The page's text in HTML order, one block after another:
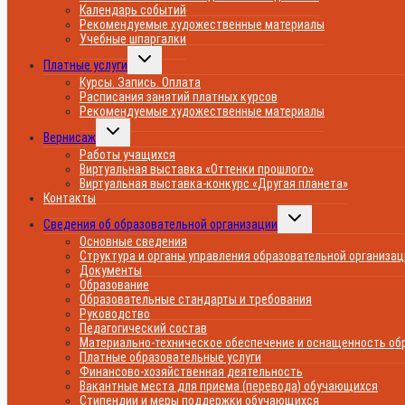
Календарь событий
Рекомендуемые художественные материалы
Учебные шпаргалки
Платные услуги
Переключить
меню
Курсы. Запись. Оплата
Расписания занятий платных курсов
Рекомендуемые художественные материалы
Вернисаж
Переключить
меню
Работы учащихся
Виртуальная выставка «Оттенки прошлого»
Виртуальная выставка-конкурс «Другая планета»
Контакты
Сведения об образовательной организации
Переключить
Основные сведения
Структура и органы управления образовательной
Документы
Образование
Образовательные стандарты и требования
Руководство
Педагогический состав
Материально-техническое обеспечение и оснащенность
Платные образовательные услуги
Финансово-хозяйственная деятельность
Вакантные места для приема (перевода) обучающихся
Стипендии и меры поддержки обучающихся